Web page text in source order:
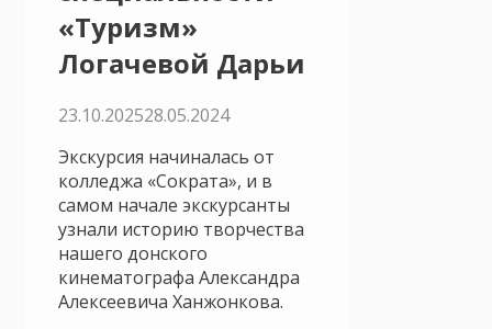
«Туризм»
Логачевой Дарьи
23.10.202528.05.2024
Экскурсия начиналась от
колледжа «Сократа», и в
самом начале экскурсанты
узнали историю творчества
нашего донского
кинематографа Александра
Алексеевича Ханжонкова.